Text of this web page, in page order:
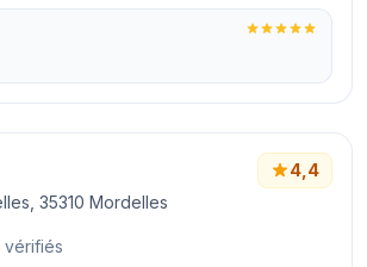
35310 Mordelles
4,4
vérifiés